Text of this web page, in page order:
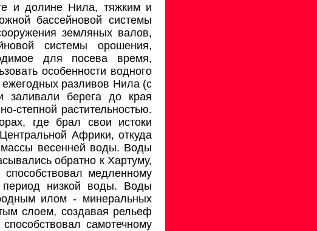
и долине Нила, тяжким и
бассейновой системы
земляных валов,
системы орошения,
для посева время,
особенности водного
разливов Нила (с
берега до края
степной растительностью.
где брал свои истоки
Африки, откуда
весенней воды. Воды
обратно к Хартуму,
медленному
низкой воды. Воды
илом - минеральных
слоем, создавая рельеф
самотечному